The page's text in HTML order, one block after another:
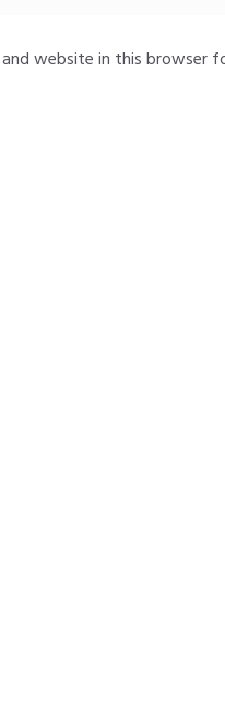
and website in this browser